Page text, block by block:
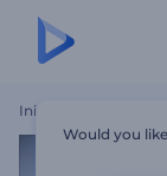
Inicio
Would you